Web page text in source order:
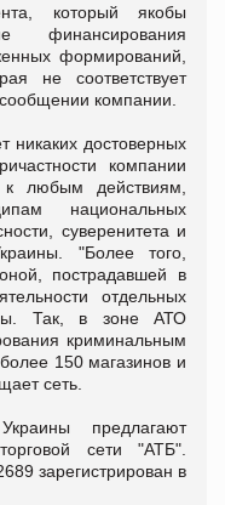
который якобы
финансирования
формирований,
не соответствует
компании.
никаких достоверных
компании
любым действиям,
национальных
суверенитета и
"Более того,
пострадавшей в
отдельных
Так, в зоне АТО
криминальным
150 магазинов и
сеть.
предлагают
сети "АТБ".
зарегистрирован в